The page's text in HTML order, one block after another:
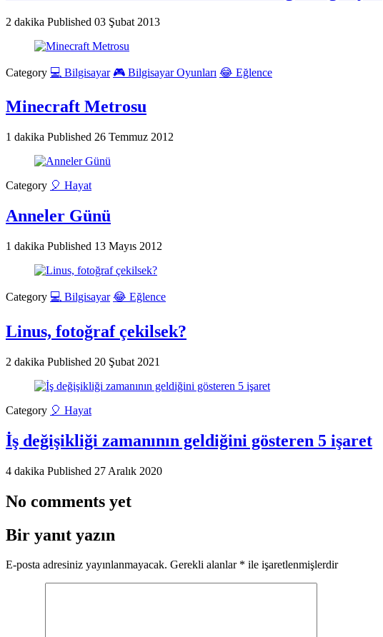
2 dakika Published 03 Şubat 2013
Category 💻 Bilgisayar 🎮 Bilgisayar Oyunları 😂 Eğlence
Minecraft Metrosu
1 dakika Published 26 Temmuz 2012
Category 🎈 Hayat
Anneler Günü
1 dakika Published 13 Mayıs 2012
Category 💻 Bilgisayar 😂 Eğlence
Linus, fotoğraf çekilsek?
2 dakika Published 20 Şubat 2021
Category 🎈 Hayat
İş değişikliği zamanının geldiğini gösteren 5 işaret
4 dakika Published 27 Aralık 2020
No comments yet
Bir yanıt yazın
E-posta adresiniz yayınlanmayacak. Gerekli alanlar * ile işaretlenmişlerdir